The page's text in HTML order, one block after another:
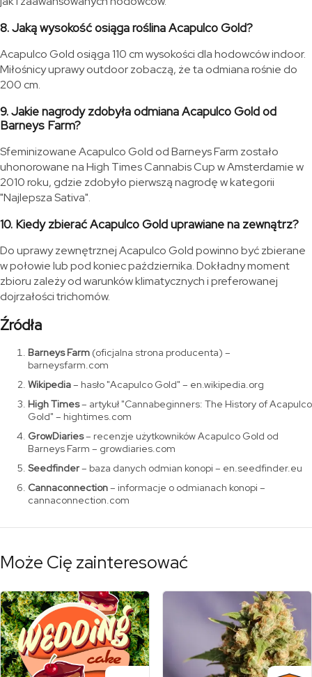
8. Jaką wysokość osiąga roślina Acapulco Gold?
Acapulco Gold osiąga 110 cm wysokości dla hodowców indoor.
Miłośnicy uprawy outdoor zobaczą, że ta odmiana rośnie do
200 cm.
9. Jakie nagrody zdobyła odmiana Acapulco Gold od
Barneys Farm?
Sfeminizowane Acapulco Gold od Barneys Farm zostało
uhonorowane na High Times Cannabis Cup w Amsterdamie w
2010 roku, gdzie zdobyło pierwszą nagrodę w kategorii
"Najlepsza Sativa".
10. Kiedy zbierać Acapulco Gold uprawiane na zewnątrz?
Do uprawy zewnętrznej Acapulco Gold powinno być zbierane
w połowie lub pod koniec października. Dokładny moment
zbioru zależy od warunków klimatycznych i preferowanej
dojrzałości trichomów.
Źródła
Barneys Farm (oficjalna strona producenta) –
barneysfarm.com
Wikipedia– hasło "Acapulco Gold" – en.wikipedia.org
High Times– artykuł "Cannabeginners: The History of Acapulco
Gold" – hightimes.com
GrowDiaries– recenzje użytkowników Acapulco Gold od
Barneys Farm – growdiaries.com
Seedfinder– baza danych odmian konopi – en.seedfinder.eu
Cannaconnection– informacje o odmianach konopi –
cannaconnection.com
Może Cię zainteresować